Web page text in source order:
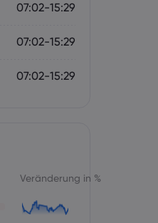
07:02-15:29
07:02-15:29
07:02-15:29
Veränderung in %